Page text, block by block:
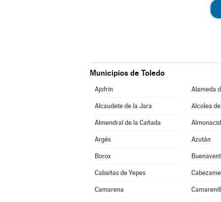
Municipios de Toledo
Ajofrín Alameda
Alcaudete de la Jara Alcolea
Almendral de la Cañada
Argés Azután
Borox
Cabañas de Yepes
Camarena